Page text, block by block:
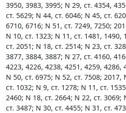
3950, 3983, 3995; N 29, ст. 4354,
ст. 5629; N 44, ст. 6046; N 45, ст.
6710, 6716; N 51, ст. 7249, 7250;
N 10, ст. 1323; N 11, ст. 1481, 1490,
ст. 2051; N 18, ст. 2514; N 23, ст.
3877, 3884, 3887; N 27, ст. 4160,
4223, 4226, 4238, 4251, 4259, 4286,
N 50, ст. 6975; N 52, ст. 7508; 2017,
ст. 1032; N 9, ст. 1278; N 11, ст.
2460; N 18, ст. 2664; N 22, ст. 3069;
ст. 3487; N 30, ст. 4455; N 31, ст.